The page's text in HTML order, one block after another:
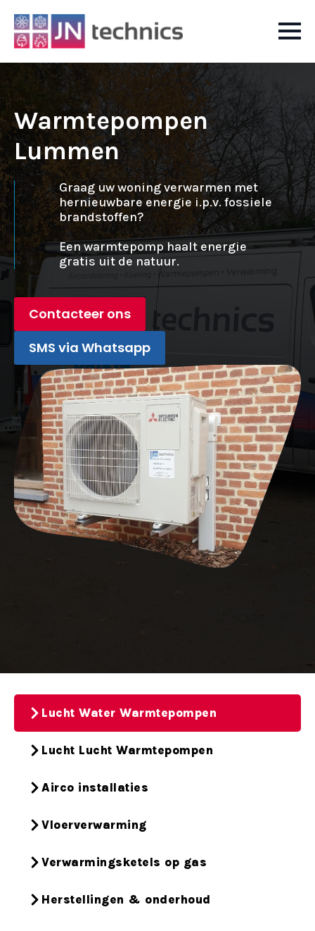
Warmtepompen
Lummen
Graag uw woning verwarmen met
hernieuwbare energie i.p.v. fossiele
brandstoffen?
Een warmtepomp haalt energie
gratis uit de natuur.
Contacteer ons
SMS via Whatsapp
Lucht Water Warmtepompen
Lucht Lucht Warmtepompen
Airco installaties
Vloerverwarming
Verwarmingsketels op gas
Herstellingen & onderhoud